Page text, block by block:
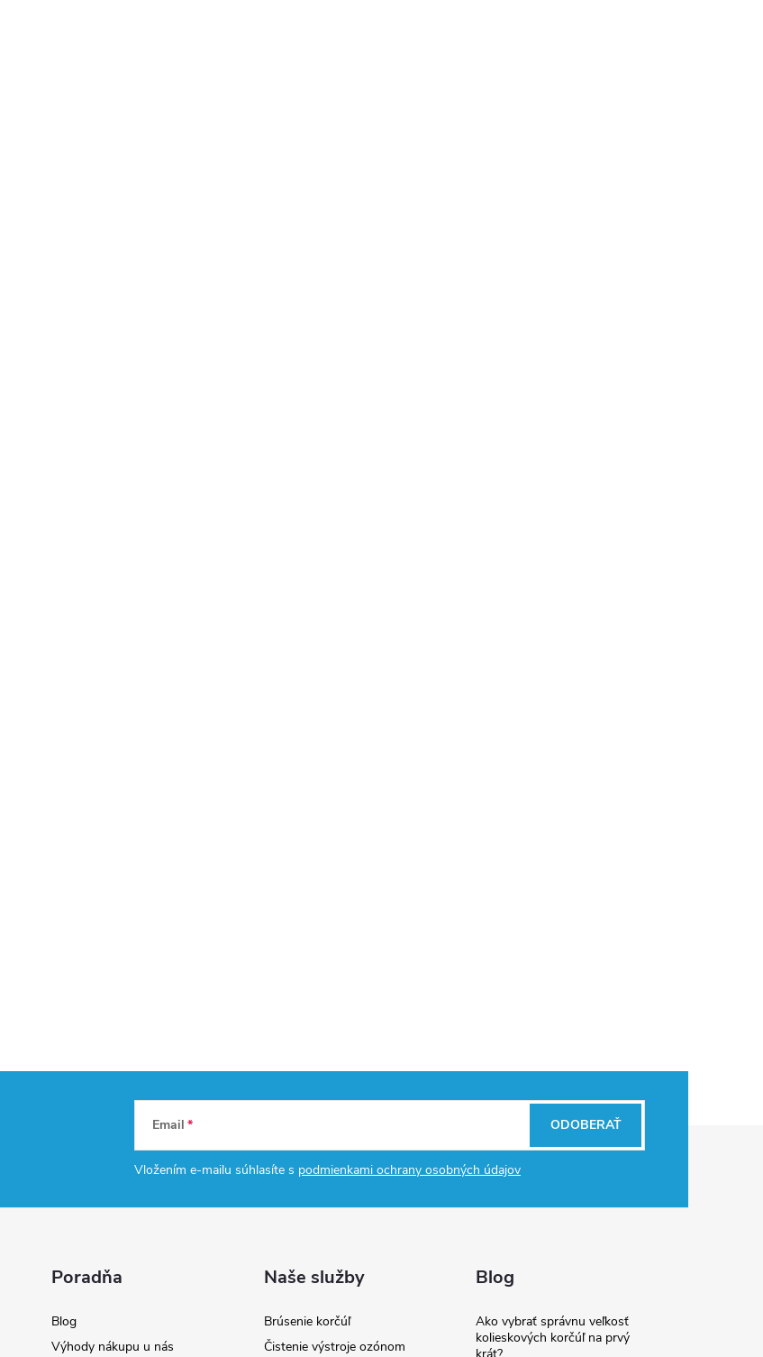
Email
Vložením e-mailu súhlasíte s podmienkami ochrany osobných údajov
ODOBERAŤ
Poradňa
Blog
Výhody nákupu u nás
Naše služby
Brúsenie korčúľ
Čistenie výstroje ozónom
Blog
Ako vybrať správnu veľkosť
kolieskových korčúľ na prvý